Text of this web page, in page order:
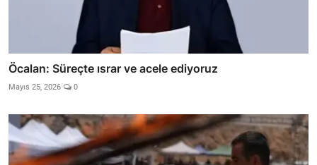
Öcalan: Süreçte ısrar ve acele ediyoruz
Mayıs 25, 2026 0